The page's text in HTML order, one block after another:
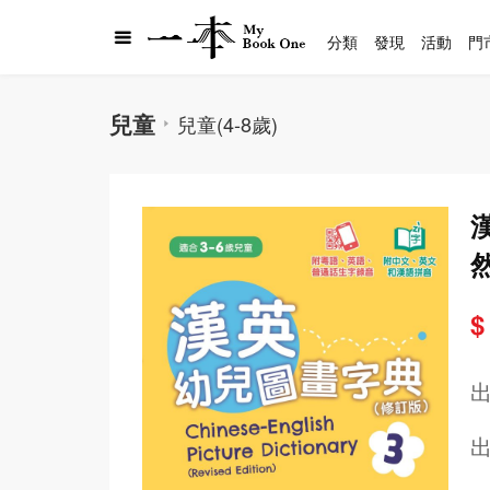
兒童 兒童(4-8歲)
分類 發現 活動 門